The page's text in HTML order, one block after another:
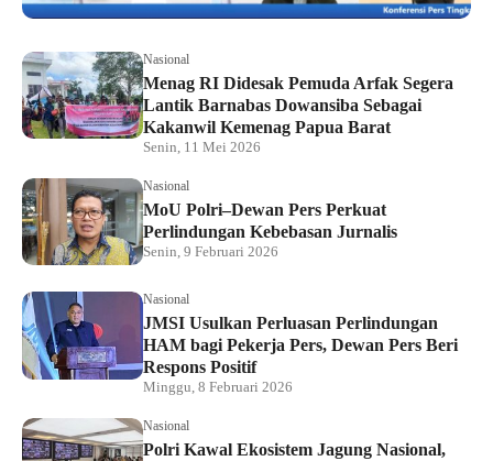
Nasional
Menag RI Didesak Pemuda Arfak Segera
Lantik Barnabas Dowansiba Sebagai
Kakanwil Kemenag Papua Barat
Senin, 11 Mei 2026
Nasional
MoU Polri–Dewan Pers Perkuat
Perlindungan Kebebasan Jurnalis
Senin, 9 Februari 2026
Nasional
JMSI Usulkan Perluasan Perlindungan
HAM bagi Pekerja Pers, Dewan Pers Beri
Respons Positif
Minggu, 8 Februari 2026
Nasional
Polri Kawal Ekosistem Jagung Nasional,